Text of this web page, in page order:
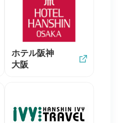
ホテル阪神
大阪